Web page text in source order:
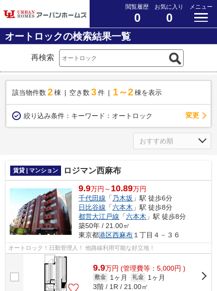
閲覧履歴
0
お気に入り
0
メニュー
オートロックの検索結果一覧
再検索
該当物件数 2棟 空き数 3 件 1～2 棟を表示
絞り込み条件： キーワード：オートロック 変更
賃貸 | マンション ロジマン西麻布
9.9万円～ 10.89万円
千代田線 「 乃木坂 」駅 徒歩6分
日比谷線 「六本木 」駅 徒歩8分
都営大江戸線 「六本木 」駅 徒歩8分
築50年 / 21.00㎡
東京都港区西麻布 １丁目４－３６
オートロック！日勤管理人！ 他路線利用可能な好立地！
9.9万円 (管理費等：5,000円 )
敷金 1ヶ月 礼金
1ヶ月
3階 / 1R / 21.00㎡